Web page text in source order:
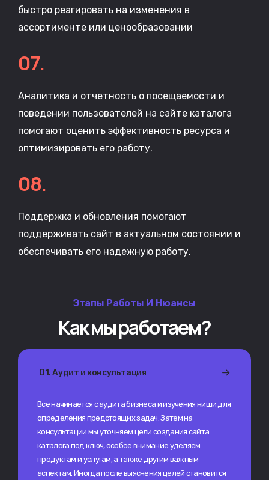
быстро реагировать на изменения в
ассортименте или ценообразовании
07.
Аналитика и отчетность о посещаемости и
поведении пользователей на сайте каталога
помогают оценить эффективность ресурса и
оптимизировать его работу.
08.
Поддержка и обновления помогают
поддерживать сайт в актуальном состоянии и
обеспечивать его надежную работу.
Этапы Работы И Нюансы
Как мы работаем?
01. Аудит и консультация
Все начинается с аудита бизнеса и изучения ниши для
определения предстоящих задач. Затем на
консультации мы уточняем цели создания сайта
каталога под ключ, особое внимание уделяем
продуктам и услугам, а также другим важным
аспектам. Иногда после выяснения целей становится